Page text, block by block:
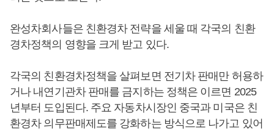
완성차회사들은 친환경차 전략을 세울 때 각국의 친환
경차정책의 영향을 크게 받고 있다.
각국의 친환경차정책을 살펴보면 전기차 판매만 허용하
거나 내연기관차 판매를 금지하는 정책은 이르면 2025
년부터 도입된다. 주요 자동차시장인 중국과 미국은 친
환경차 의무판매제도를 강화하는 방식으로 나가고 있어